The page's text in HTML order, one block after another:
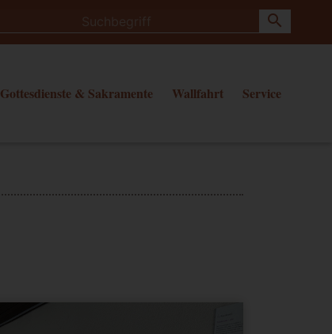
search
Gottesdienste & Sakramente Wallfahrt Service